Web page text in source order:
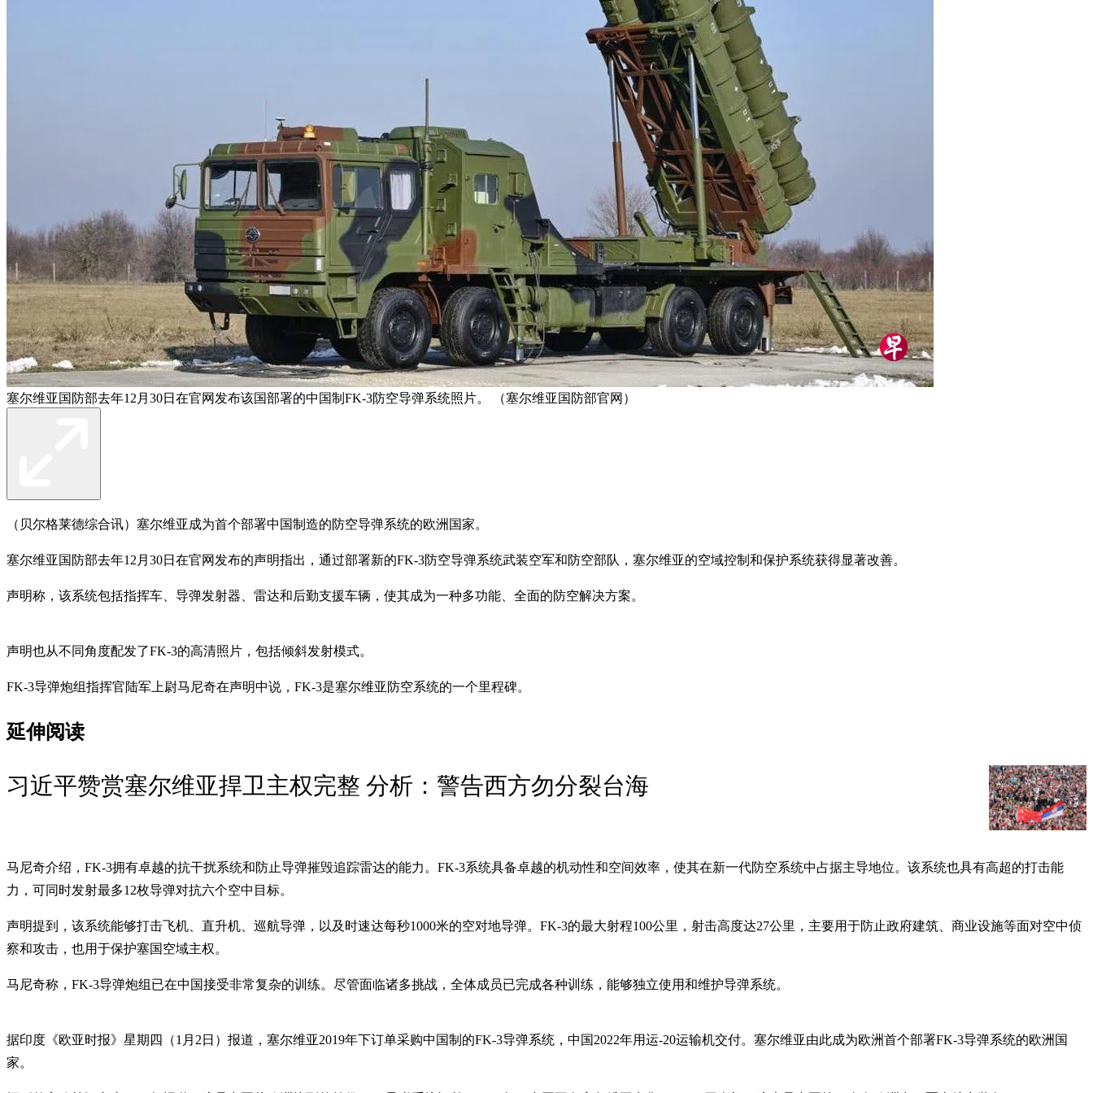
塞尔维亚国防部去年12月30日在官网发布该国部署的中国制FK-3防空导弹系统照片。 （塞尔维亚国防部官网）
（贝尔格莱德综合讯）塞尔维亚成为首个部署中国制造的防空导弹系统的欧洲国家。
塞尔维亚国防部去年12月30日在官网发布的声明指出，通过部署新的FK-3防空导弹系统武装空军和防空部队，塞尔维亚的空域控制和保护系统获得显著改善。
声明称，该系统包括指挥车、导弹发射器、雷达和后勤支援车辆，使其成为一种多功能、全面的防空解决方案。
声明也从不同角度配发了FK-3的高清照片，包括倾斜发射模式。
FK-3导弹炮组指挥官陆军上尉马尼奇在声明中说，FK-3是塞尔维亚防空系统的一个里程碑。
延伸阅读
习近平赞赏塞尔维亚捍卫主权完整 分析：警告西方勿分裂台海
马尼奇介绍，FK-3拥有卓越的抗干扰系统和防止导弹摧毁追踪雷达的能力。FK-3系统具备卓越的机动性和空间效率，使其在新一代防空系统中占据主导地位。该系统也具有高超的打击能
力，可同时发射最多12枚导弹对抗六个空中目标。
声明提到，该系统能够打击飞机、直升机、巡航导弹，以及时速达每秒1000米的空对地导弹。FK-3的最大射程100公里，射击高度达27公里，主要用于防止政府建筑、商业设施等面对空中侦
察和攻击，也用于保护塞国空域主权。
马尼奇称，FK-3导弹炮组已在中国接受非常复杂的训练。尽管面临诸多挑战，全体成员已完成各种训练，能够独立使用和维护导弹系统。
据印度《欧亚时报》星期四（1月2日）报道，塞尔维亚2019年下订单采购中国制的FK-3导弹系统，中国2022年用运-20运输机交付。塞尔维亚由此成为欧洲首个部署FK-3导弹系统的欧洲国
家。